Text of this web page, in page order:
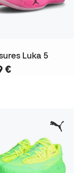
Luka 5
€